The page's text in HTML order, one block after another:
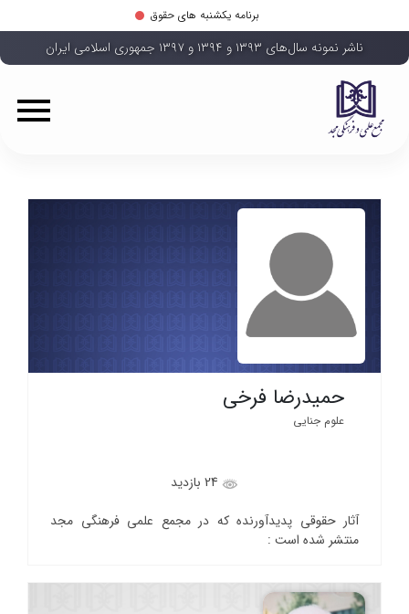
برنامه یکشنبه های حقوق
ناشر نمونه سال‌های ۱۳۹۳ و ۱۳۹۴ و ۱۳۹۷ جمهوری اسلامی ایران
حمیدرضا فرخی
علوم جنایی
آثار حقوقی پدیدآورنده که در مجمع علمی فرهنگی مجد
منتشر شده است :